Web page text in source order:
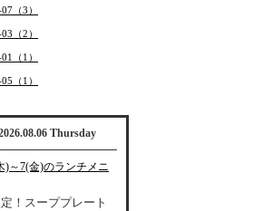
（3）
（2）
（1）
（1）
Thursday
)～7(金)のランチメニ
定！スーププレート